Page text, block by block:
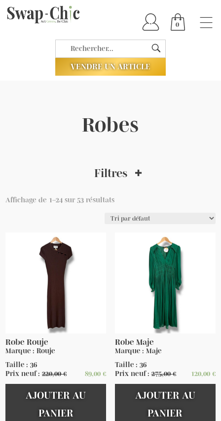
0
VENDRE UN ARTICLE
Robes
Filtres
Affichage de 1–24 sur 53 résultats
Robe Rouje
Marque : Rouje
Taille : 36
Prix neuf :220,00€ 89,00 €
AJOUTER AU
PANIER
Robe Maje
Marque : Maje
Taille : 36
Prix neuf :275,00€ 120,00 €
AJOUTER AU
PANIER